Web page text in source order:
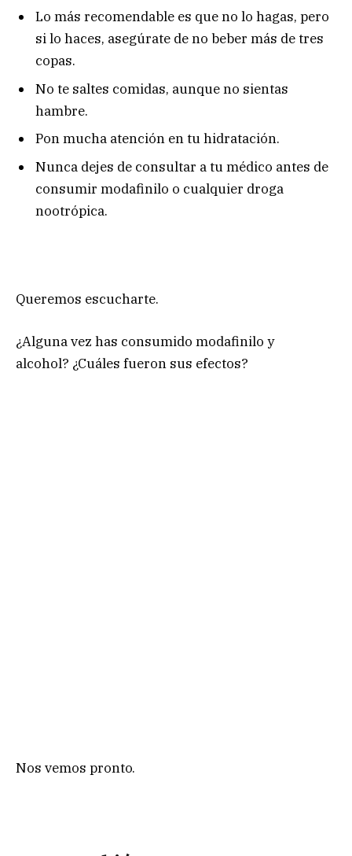
Lo más recomendable es que no lo hagas, pero
si lo haces, asegúrate de no beber más de tres
copas.
No te saltes comidas, aunque no sientas
hambre.
Pon mucha atención en tu hidratación.
Nunca dejes de consultar a tu médico antes de
consumir modafinilo o cualquier droga
nootrópica.
Queremos escucharte.
¿Alguna vez has consumido modafinilo y
alcohol? ¿Cuáles fueron sus efectos?
Nos vemos pronto.